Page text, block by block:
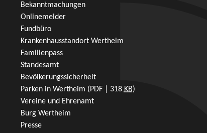
Bekanntmachungen
Onlinemelder
Fundbüro
Krankenhausstandort Wertheim
Familienpass
Standesamt
Bevölkerungssicherheit
Parken in Wertheim (PDF | 318 KB)
Vereine und Ehrenamt
Burg Wertheim
Presse